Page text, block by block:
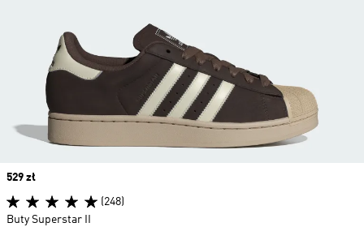
Price
529 zł
(248)
Buty Superstar II